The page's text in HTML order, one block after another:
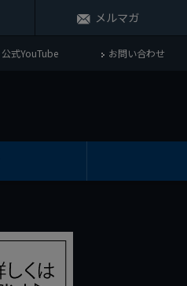
メルマガ
公式YouTube お問い合わせ